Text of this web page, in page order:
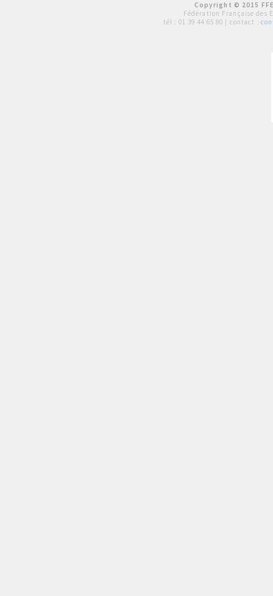
Copyright © 2015
Fédération Française des
tél : 01 39 44 65 80 | contact :